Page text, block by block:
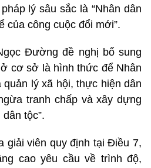
lý sâu sắc là “Nhân dân
của công cuộc đổi mới”.
Đường đề nghị bổ sung
ở cơ sở là hình thức để Nhân
lý xã hội, thực hiện dân
tranh chấp và xây dựng
tộc”.
giải viên quy định tại Điều 7,
cao yêu cầu về trình độ,